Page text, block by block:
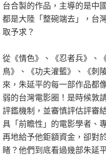
台合製的作品，主導的是中
都是大陸「整碗端去」，台
取予求？
從《情色》、《忍者兵》、
鳥》、《功夫灌籃》、《刺
來，朱延平的每一部作品都
弱的台灣電影圈！是時候敦
評鑑機制，並審慎評估評審
具「前瞻性」的電影學者、
再地給予他鉅額資金，卻對
睹？他們到底看過幾部朱延